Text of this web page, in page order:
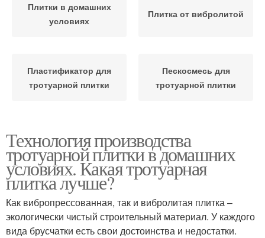
Плитки в домашних
условиях
Плитка от вибролитой
Пластификатор для
тротуарной плитки
Пескосмесь для
тротуарной плитки
Технология производства
тротуарной плитки в домашних
условиях. Какая тротуарная
плитка лучше?
Как вибропрессованная, так и вибролитая плитка –
экологически чистый строительный материал. У каждого
вида брусчатки есть свои достоинства и недостатки.